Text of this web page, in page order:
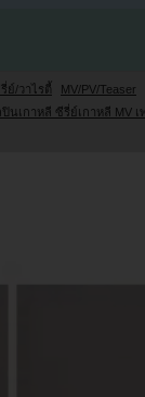
ย์/วาไรตี้
MV/PV/Teaser
นเกาหลี ซีรี่ย์เกาหลี MV